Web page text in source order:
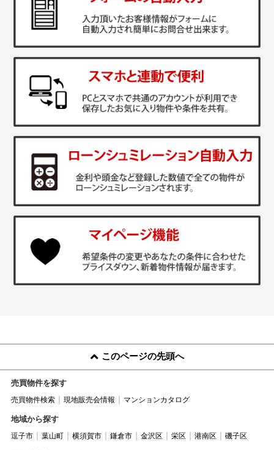
このページの先頭へ
売買物件を探す
売買物件検索 現地販売会情報 マンションカタログ
地域から探す
逗子市 葉山町 横須賀市 鎌倉市 金沢区 栄区 港南区 磯子区